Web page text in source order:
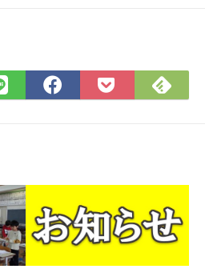
LINE
で
Facebook
で
Pocket
に
で